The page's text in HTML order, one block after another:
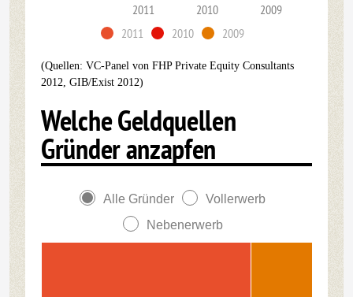
2011 2010
2009
2011
2010 2009
(Quellen: VC-Panel von FHP Private Equity Consultants
2012, GIB/Exist 2012)
Welche Geldquellen
Gründer anzapfen
Alle Gründer
Vollerwerb
Nebenerwerb